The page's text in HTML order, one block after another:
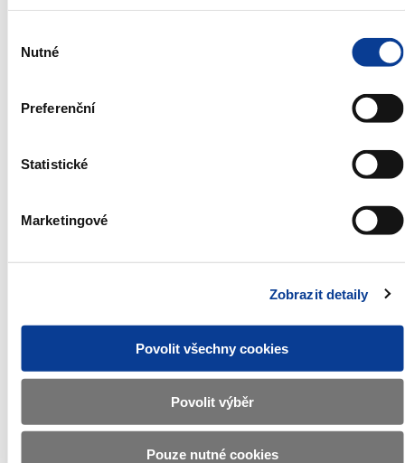
souhlasu
Nutné
Preferenční
Statistické
Marketingové
Zobrazit detaily
Povolit všechny cookies
Povolit výběr
Pouze nutné cookies
zadávání dalších požadavků souvisejících se státními dluhopisy, a
Pořízení Dluhopisu Republiky prostřednictvím elektronického
žádným
poplatkem, je třeba uhradit pouze cenu pořizovaných dluhopisů.
prostřednictvím elektronického přístupu ke správě majetkového
účtu. Zpoplatněny jsou pouze požadavky podávané
změny údajů o majiteli účtu vedeného v samostatné evidenci
provedení reklamace nevyplacení výnosu nebo nesplacení
jmenovité hodnoty spořicích státních dluhopisů České republiky.
Grafy a statistiky
2026
2026
Celková jmenovitá hodnota v oběhu (mld. Kč)